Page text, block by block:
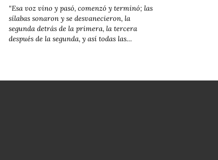
“Esa voz vino y pasó, comenzó y terminó; las
sílabas sonaron y se desvanecieron, la
segunda detrás de la primera, la tercera
después de la segunda, y así todas las…